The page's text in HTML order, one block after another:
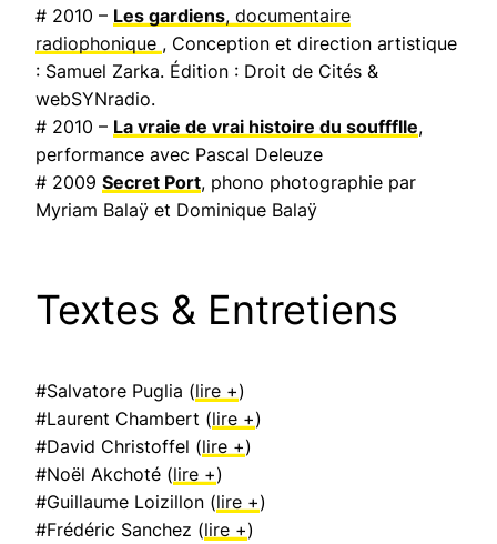
# 2010 – Les gardiens, documentaire
radiophonique , Conception et direction artistique
: Samuel Zarka. Édition : Droit de Cités &
webSYNradio.
# 2010 – La vraie de vrai histoire du souffflle,
performance avec Pascal Deleuze
# 2009 Secret Port, phono photographie par
Myriam Balaÿ et Dominique Balaÿ
Textes & Entretiens
#Salvatore Puglia (lire +)
#Laurent Chambert (lire +)
#David Christoffel (lire +)
#Noël Akchoté (lire +)
#Guillaume Loizillon (lire +)
#Frédéric Sanchez (lire +)